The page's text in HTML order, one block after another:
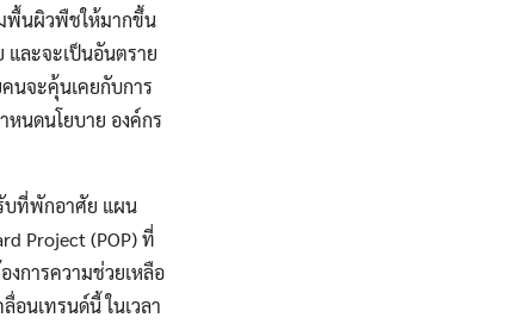
มพื้นผิวพืชให้มากขึ้น
และจะเป็นอันตราย
นจะคุ้นเคยกับการ
นดนโยบาย องค์กร
บที่พักอาศัย แผน
Project (POP) ที่
งการความช่วยเหลือ
อนเทรนด์นี้ ในเวลา